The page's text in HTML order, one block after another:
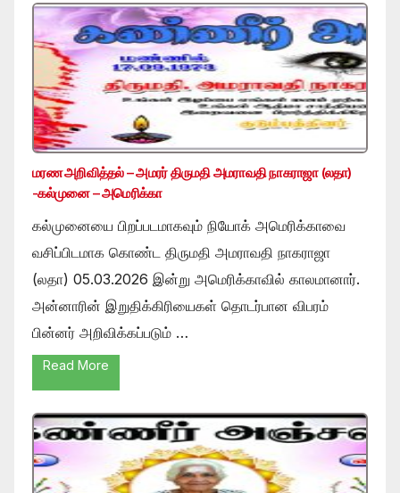
மரண அறிவித்தல் – அமரர் திருமதி அமராவதி நாகராஜா (லதா)
-கல்முனை – அமெரிக்கா
கல்முனையை பிறப்படமாகவும் நியோக் அமெரிக்காவை
வசிப்பிடமாக கொண்ட திருமதி அமராவதி நாகராஜா
(லதா) 05.03.2026 இன்று அமெரிக்காவில் காலமானார்.
அன்னாரின் இறுதிக்கிரியைகள் தொடர்பான விபரம்
பின்னர் அறிவிக்கப்படும் …
Read More